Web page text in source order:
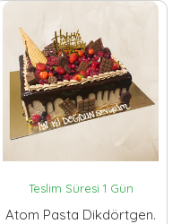
Teslim Süresi 1 Gün
Atom Pasta Dikdörtgen.